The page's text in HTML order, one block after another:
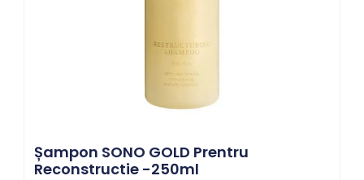
Șampon SONO GOLD Prentru
Reconstructie -250ml